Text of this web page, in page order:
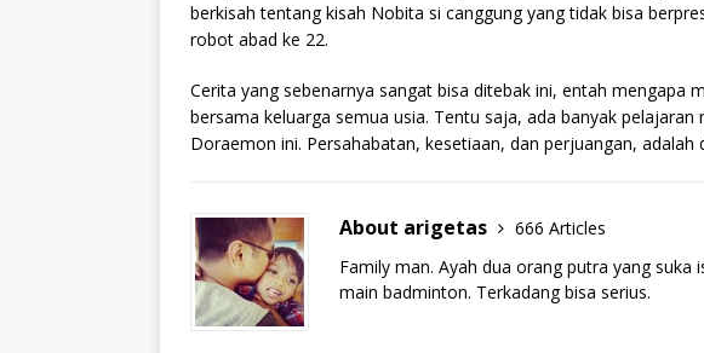
berkisah tentang kisah Nobita si canggung yang tidak bisa
robot abad ke 22.
Cerita yang sebenarnya sangat bisa ditebak ini, entah mengapa
bersama keluarga semua usia. Tentu saja, ada banyak
Doraemon ini. Persahabatan, kesetiaan, dan perjuangan, adalah
About arigetas
666 Articles
Family man. Ayah dua orang putra yang suka
main badminton. Terkadang bisa serius.